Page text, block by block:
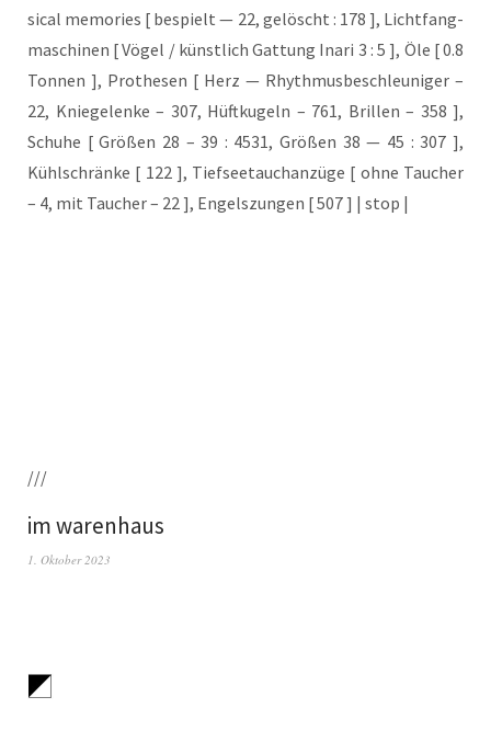
si­cal memo­ries [ bespielt — 22, gelöscht : 178 ], Licht­fang­
ma­schi­nen [ Vögel / künst­lich Gat­tung Ina­ri 3 : 5 ], Öle [ 0.8
Ton­nen ], Pro­the­sen [ Herz — Rhyth­mus­be­schleu­ni­ger –
22, Knie­ge­len­ke – 307, Hüft­ku­geln – 761, Bril­len – 358 ],
Schu­he [ Grö­ßen 28 – 39 : 4531, Grö­ßen 38 — 45 : 307 ],
Kühl­schrän­ke [ 122 ], Tief­see­tauch­an­zü­ge [ ohne Tau­cher
– 4, mit Tau­cher – 22 ], Engels­zun­gen [ 507 ] | stop |
///
im warenhaus
1. Oktober 2023